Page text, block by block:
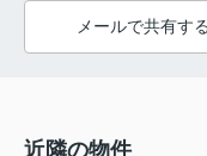
メールで共有する
近隣の物件